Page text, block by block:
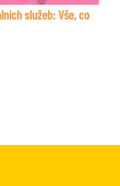
služeb: Vše, co